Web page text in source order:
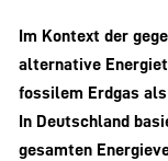
Im Kontext der
alternative
fossilem Erdgas
In Deutschland
gesamten